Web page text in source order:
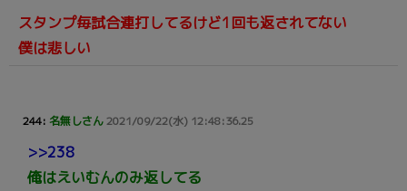
スタンプ毎試合連打してるけど1回も返されてない
僕は悲しい
244: 名無しさん2021/09/22(水) 12:48:36.25
>>238
俺はえいむんのみ返してる